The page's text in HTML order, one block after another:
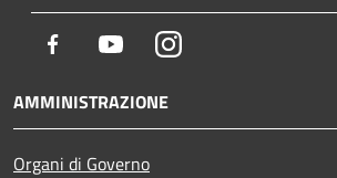
Facebook YoutubeInstagram
AMMINISTRAZIONE
Organi di Governo